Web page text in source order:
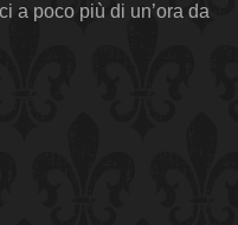
a poco più di un’ora da